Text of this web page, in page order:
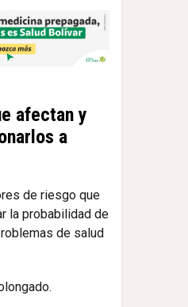
afectan y
a
de riesgo que
la probabilidad de
de salud